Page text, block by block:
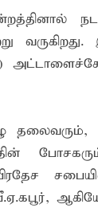
வங்கி –
சந்தேக